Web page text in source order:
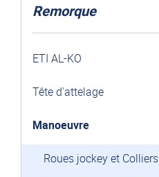
Remorque
ETI AL-KO
Tête d'attelage
Manoeuvre
Roues jockey et Colliers